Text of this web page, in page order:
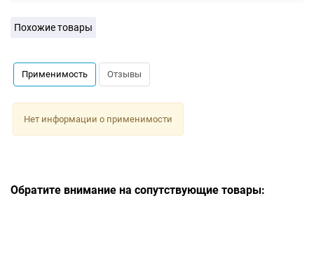
Похожие товары
Применимость Отзывы
Нет информации о применимости
Обратите внимание на сопутствующие товары: